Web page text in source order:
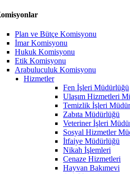
Plan ve Bütçe Komisyonu
İmar Komisyonu
Hukuk Komisyonu
Etik Komisyonu
Arabuluculuk Komisyonu
Hizmetler
Fen İşleri Müdürlüğü
Ulaşım Hizmetleri
Temizlik İşleri
Zabıta Müdürlüğü
Veteriner İşleri
Sosyal Hizmetler
İtfaiye Müdürlüğü
Nikah İşlemleri
Cenaze Hizmetleri
Hayvan Bakımevi